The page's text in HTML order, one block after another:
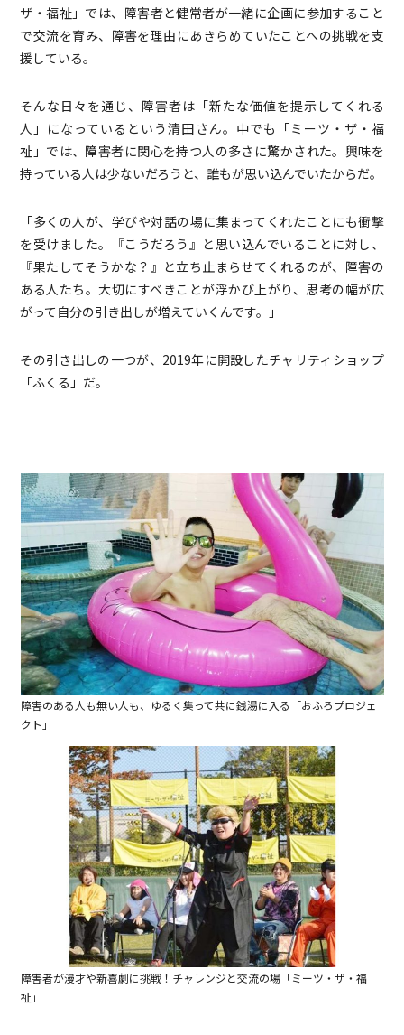
ザ・福祉」では、障害者と健常者が一緒に企画に参加すること
で交流を育み、障害を理由にあきらめていたことへの挑戦を支
援している。
そんな日々を通じ、障害者は「新たな価値を提示してくれる
人」になっているという清田さん。中でも「ミーツ・ザ・福
祉」では、障害者に関心を持つ人の多さに驚かされた。興味を
持っている人は少ないだろうと、誰もが思い込んでいたからだ。
「多くの人が、学びや対話の場に集まってくれたことにも衝撃
を受けました。『こうだろう』と思い込んでいることに対し、
『果たしてそうかな？』と立ち止まらせてくれるのが、障害の
ある人たち。大切にすべきことが浮かび上がり、思考の幅が広
がって自分の引き出しが増えていくんです。」
その引き出しの一つが、2019年に開設したチャリティショップ
「ふくる」だ。
障害のある人も無い人も、ゆるく集って共に銭湯に入る「おふろプロジェ
クト」
障害者が漫才や新喜劇に挑戦！チャレンジと交流の場「ミーツ・ザ・福
祉」